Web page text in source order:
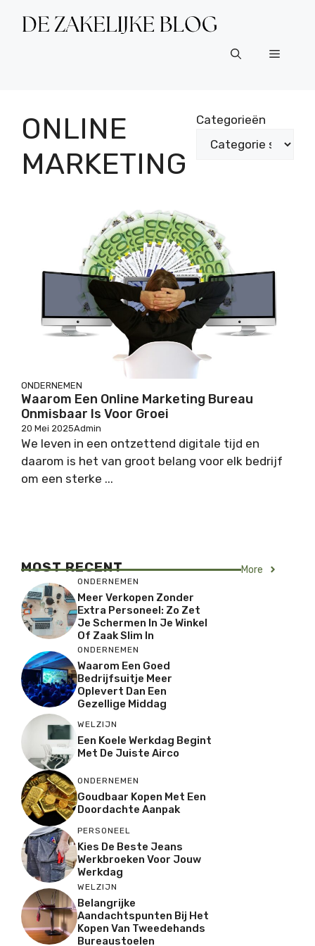
Menu
ONLINE
MARKETING
Categorieën
ONDERNEMEN
Waarom Een Online Marketing Bureau
Onmisbaar Is Voor Groei
20 Mei 2025Admin
We leven in een ontzettend digitale tijd en
daarom is het van groot belang voor elk bedrijf
om een sterke ...
MOST RECENT More
ONDERNEMEN
Meer Verkopen Zonder
Extra Personeel: Zo Zet
Je Schermen In Je Winkel
Of Zaak Slim In
ONDERNEMEN
Waarom Een Goed
Bedrijfsuitje Meer
Oplevert Dan Een
Gezellige Middag
WELZIJN
Een Koele Werkdag Begint
Met De Juiste Airco
ONDERNEMEN
Goudbaar Kopen Met Een
Doordachte Aanpak
PERSONEEL
Kies De Beste Jeans
Werkbroeken Voor Jouw
Werkdag
WELZIJN
Belangrijke
Aandachtspunten Bij Het
Kopen Van Tweedehands
Bureaustoelen